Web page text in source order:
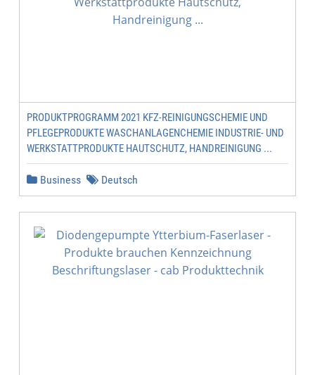
PRODUKTPROGRAMM 2021 KFZ-REINIGUNGSCHEMIE UND
PFLEGEPRODUKTE WASCHANLAGENCHEMIE INDUSTRIE- UND
WERKSTATTPRODUKTE HAUTSCHUTZ, HANDREINIGUNG ...
Business Deutsch